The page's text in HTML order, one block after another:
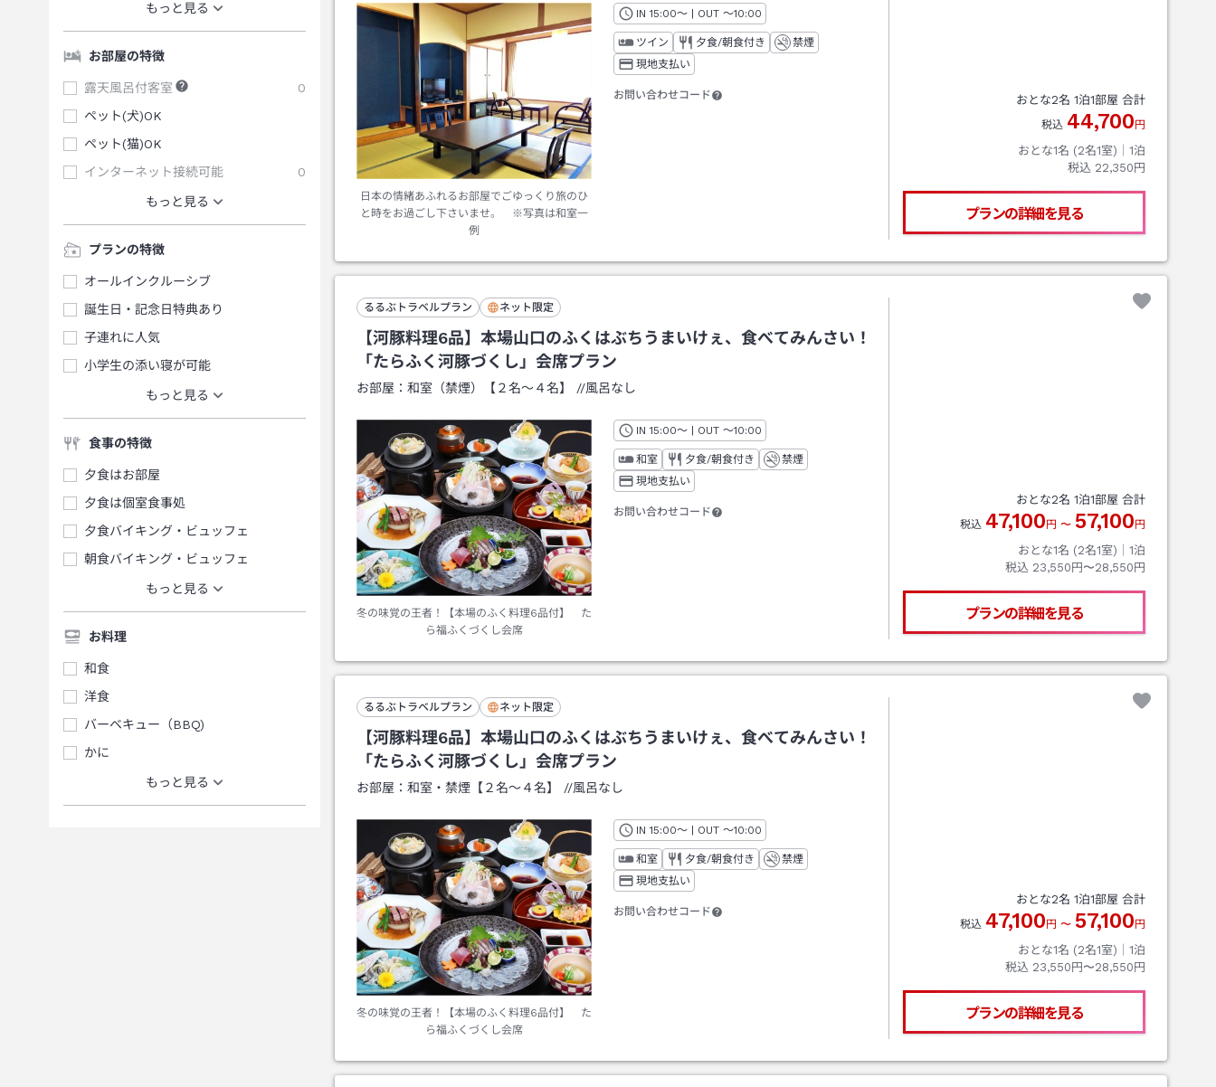
もっと見る
お部屋の特徴
露天風呂付客室
0
ペット(犬)OK
ペット(猫)OK
インターネット接続可能
0
もっと見る
プランの特徴
オールインクルーシブ
誕生日・記念日特典あり
子連れに人気
小学生の添い寝が可能
もっと見る
食事の特徴
夕食はお部屋
夕食は個室食事処
夕食バイキング・ビュッフェ
朝食バイキング・ビュッフェ
もっと見る
お料理
和食
洋食
バーベキュー（BBQ)
かに
もっと見る
日本の情緒あふれるお部屋でごゆっくり旅のひ
と時をお過ごし下さいませ。 ※写真は和室一
例
IN チェックイン
15:00～ | OUT チェックアウト
～10:00
ツイン 夕食/朝食付き
禁煙
現地支払い
お問い合わせコード おとな2名 1泊1部屋 合計
税込 44,700円
おとな1名 (2名1室)｜ 1泊
税込 22,350円
プランの詳細を見る
るるぶトラベルプラン ネット限定
【河豚料理6品】本場山口のふくはぶちうまいけぇ、食べてみんさい！
「たらふく河豚づくし」会席プラン
お部屋： 和室（禁煙）【２名～４名】 //風呂なし
冬の味覚の王者！【本場のふく料理6品付】 た
ら福ふくづくし会席
IN チェックイン
15:00～ | OUT チェックアウト
～10:00
和室 夕食/朝食付き
禁煙
現地支払い
お問い合わせコード
おとな2名 1泊1部屋 合計
税込 47,100円 〜 57,100円
おとな1名 (2名1室)｜ 1泊
税込 23,550円〜28,550円
プランの詳細を見る
るるぶトラベルプラン ネット限定
【河豚料理6品】本場山口のふくはぶちうまいけぇ、食べてみんさい！
「たらふく河豚づくし」会席プラン
お部屋： 和室・禁煙【２名～４名】 //風呂なし
冬の味覚の王者！【本場のふく料理6品付】 た
ら福ふくづくし会席
IN チェックイン
15:00～ | OUT チェックアウト
～10:00
和室 夕食/朝食付き
禁煙
現地支払い
お問い合わせコード
おとな2名 1泊1部屋 合計
税込 47,100円 〜 57,100円
おとな1名 (2名1室)｜ 1泊
税込 23,550円〜28,550円
プランの詳細を見る